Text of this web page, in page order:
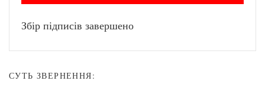
Збір підписів завершено
СУТЬ ЗВЕРНЕННЯ: